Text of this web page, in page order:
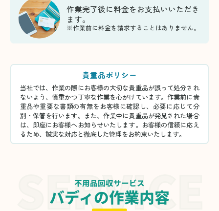
作業完了後に料金をお支払いいただき
ます。
※作業前に料金を請求することはありません。
貴重品ポリシー
当社では、作業の際にお客様の大切な貴重品が誤って処分され
ないよう、慎重かつ丁寧な作業を心がけています。作業前に貴
重品や重要な書類の有無をお客様に確認し、必要に応じて分
別・保管を行います。また、作業中に貴重品が発見された場合
は、即座にお客様へお知らせいたします。お客様の信頼に応え
るため、誠実な対応と徹底した管理をお約束いたします。
不用品回収サービス
バディの作業内容